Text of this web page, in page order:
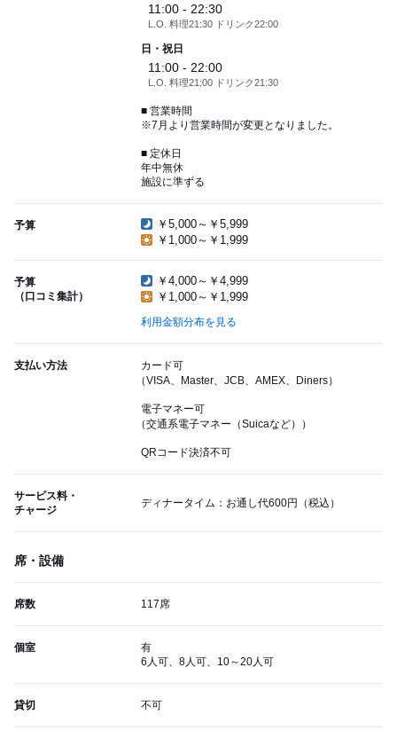
11:00 - 22:30
L.O. 料理21:30 ドリンク22:00
日・祝日
11:00 - 22:00
L.O. 料理21:00 ドリンク21:30
■ 営業時間
※7月より営業時間が変更となりました。
■ 定休日
年中無休
施設に準ずる
予算
￥5,000～￥5,999
￥1,000～￥1,999
予算
（口コミ集計）
￥4,000～￥4,999
￥1,000～￥1,999
利用金額分布を見る
支払い方法
カード可
（VISA、Master、JCB、AMEX、Diners）
電子マネー可
（交通系電子マネー（Suicaなど））
QRコード決済不可
サービス料・
チャージ
ディナータイム：お通し代600円（税込）
席・設備
席数 117席
個室
有
6人可、8人可、10～20人可
貸切 不可